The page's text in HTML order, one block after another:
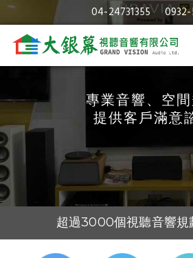
04-24731355
串流擴大機｜串流數
銀幕視聽音響
專業音響、空間
提供客戶滿意
超過3000個視聽音響規
30年的視聽音響及空
視聽音響專業規劃